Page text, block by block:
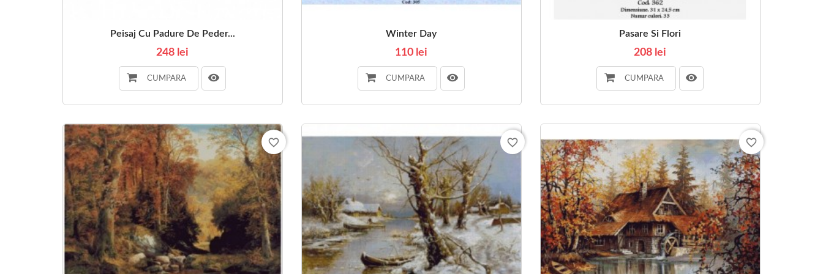
Peisaj Cu Padure De Peder...
248 lei
CUMPARA
Winter Day
110 lei
CUMPARA
Pasare Si Flori
208 lei
CUMPARA
favorite_border favorite_border favorite_border